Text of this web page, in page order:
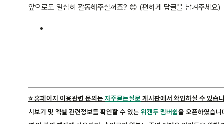
앞으로도 열심히 활동해주실꺼죠? 😊 (편하게 답글을 남겨주세요)
⭐️ 홈페이지 이용관련 문의는 자주묻는질문 게시판에서 확인하실 수 있습
시보기 및 엑셀 관련정보를 확인할 수 있는 위캔두 멤버쉽을 오픈하였습